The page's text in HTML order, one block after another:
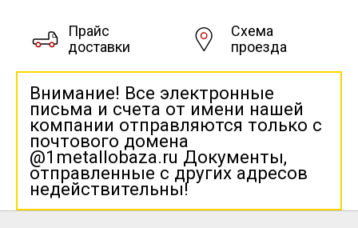
Прайс
доставки
Схема
проезда
Внимание! Все электронные
письма и счета от имени нашей
компании отправляются только с
почтового домена
@1metallobaza.ru Документы,
отправленные с других адресов
недействительны!